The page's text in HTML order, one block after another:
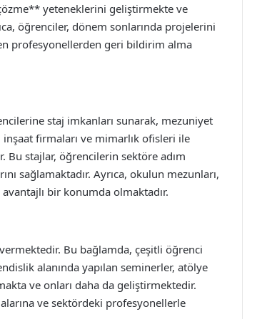
yeteneklerini geliştirmekte ve
öğrenciler, dönem sonlarında projelerini
profesyonellerden geri bildirim alma
staj imkanları sunarak, mezuniyet
firmaları ve mimarlık ofisleri ile
Bu stajlar, öğrencilerin sektöre adım
sağlamaktadır. Ayrıca, okulun mezunları,
bir konumda olmaktadır.
Bu bağlamda, çeşitli öğrenci
alanında yapılan seminerler, atölye
ve onları daha da geliştirmektedir.
ve sektördeki profesyonellerle